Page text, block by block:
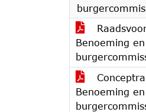
Benoeming
Benoeming